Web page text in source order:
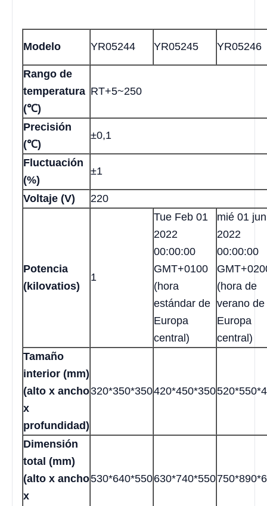
Modelo YR05244 YR05245 YR05246
Rango de
temperatura
(℃)
RT+5~250
Precisión
(℃)
±0,1
Fluctuación
(%)
±1
Voltaje (V) 220
Potencia
(kilovatios)
1
Tue Feb 01
2022
00:00:00
GMT+0100
(hora
estándar de
Europa
central)
mié 01 jun
2022
00:00:00
(hora de
verano de
Europa
central)
Tamaño
interior (mm)
(alto x ancho
x
profundidad)
320*350*350420*450*350
Dimensión
total (mm)
(alto x ancho
x
530*640*550630*740*550